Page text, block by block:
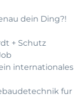
dein Ding?!
+ Schutz
internationales
fur